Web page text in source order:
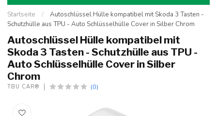
Startseite /
Autoschlüssel Hülle kompatibel mit Skoda 3 Tasten -
Schutzhülle aus TPU - Auto Schlüsselhülle Cover in Silber Chrom
Autoschlüssel Hülle kompatibel mit
Skoda 3 Tasten - Schutzhülle aus TPU -
Auto Schlüsselhülle Cover in Silber
Chrom
TBU CAR® (0)